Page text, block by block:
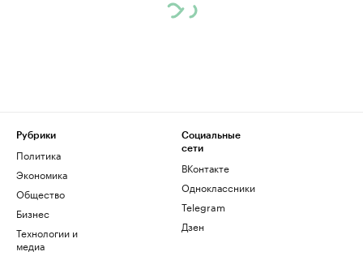
Рубрики
Политика
Экономика
Общество
Бизнес
Технологии и
медиа
Социальные
сети
ВКонтакте
Одноклассники
Telegram
Дзен